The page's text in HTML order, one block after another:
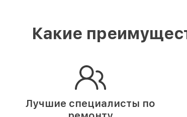
Какие
Лучшие специалисты по